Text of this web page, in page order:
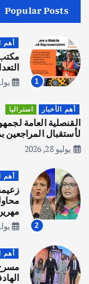
2
3
4
أهم الأخبار ثقافة
انطلاق ورشة
أغسطس 5, 2026
Popular Posts
1
أهم
التعداد
يوليو
أهم الأخبار استراليا
القنصلية العامة
لأستقبال المراجعين
يوليو 28, 2026
2
أهم
يوليو
أهم